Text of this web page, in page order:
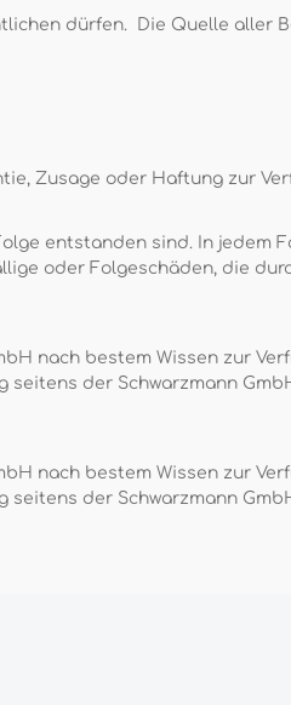
dürfen. Die Quelle aller
Zusage oder Haftung zur
entstanden sind. In jedem
oder Folgeschäden, die
nach bestem Wissen zur
der Schwarzmann
nach bestem Wissen zur
der Schwarzmann